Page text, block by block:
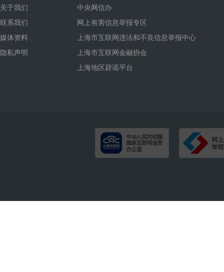
关于我们
联系我们
媒体资料
隐私声明
中央网信办
网上有害信息举报专区
上海市互联网违法和不良信息举报中心
上海市互联网金融协会
上海地区辟谣平台